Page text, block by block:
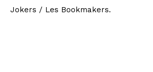
Jokers / Les Bookmakers.